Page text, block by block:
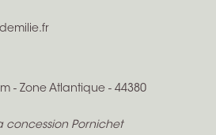
- Zone Atlantique - 44380
concession Pornichet